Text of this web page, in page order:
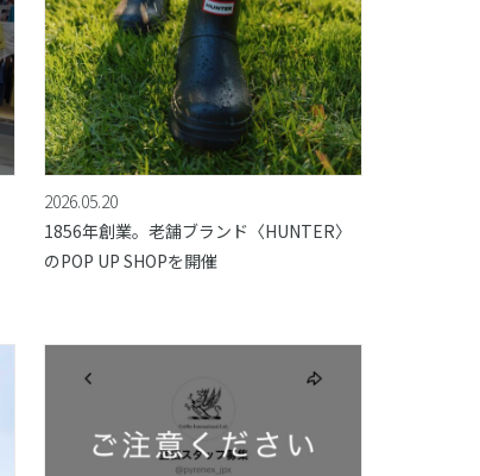
2026.05.20
1856年創業。老舗ブランド〈HUNTER〉
のPOP UP SHOPを開催